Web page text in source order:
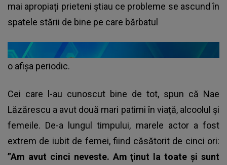
mai apropiați prieteni știau ce probleme se ascund în
spatele stării de bine pe care bărbatul
o afișa periodic.
Cei care l-au cunoscut bine de tot, spun că Nae
Lăzărescu a avut două mari patimi în viață, alcoolul și
femeile. De-a lungul timpului, marele actor a fost
extrem de iubit de femei, fiind căsătorit de cinci ori:
”Am avut cinci neveste. Am ţinut la toate şi sunt